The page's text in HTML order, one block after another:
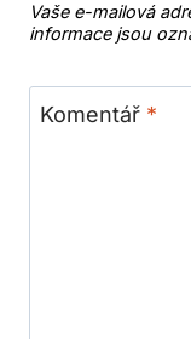
Vaše e-mailová
informace jsou
Komentář *